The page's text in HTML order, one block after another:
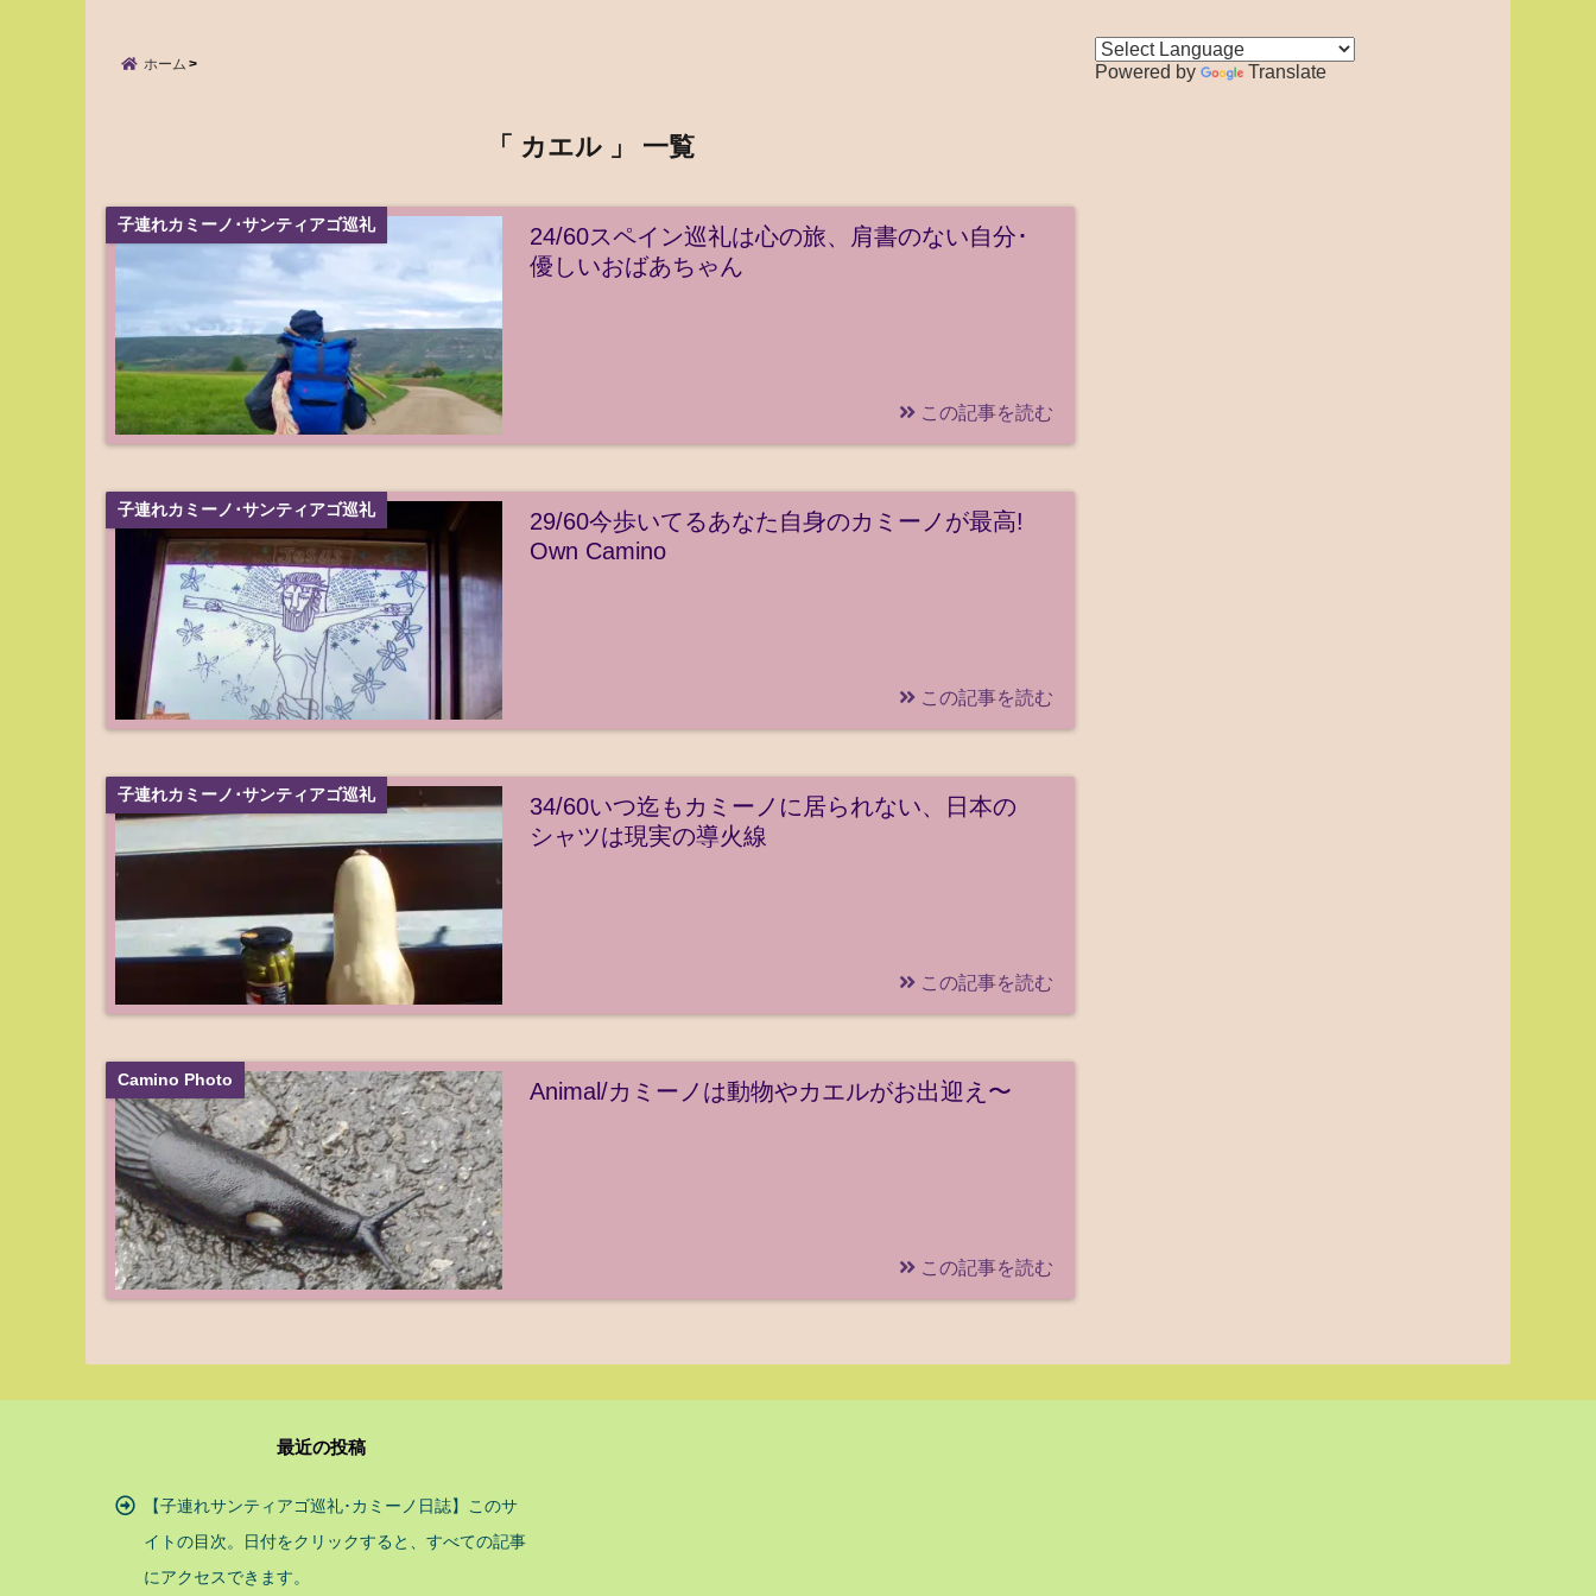
ホーム
「 カエル 」 一覧
子連れカミーノ･サンティアゴ巡礼
24/60スペイン巡礼は心の旅、肩書のない自分･
優しいおばあちゃん
この記事を読む
子連れカミーノ･サンティアゴ巡礼
29/60今歩いてるあなた自身のカミーノが最高!
Own Camino
この記事を読む
子連れカミーノ･サンティアゴ巡礼
34/60いつ迄もカミーノに居られない、日本の
シャツは現実の導火線
この記事を読む
Camino Photo Animal/カミーノは動物やカエルがお出迎え〜
この記事を読む
Powered by Translate
最近の投稿
【子連れサンティアゴ巡礼･カミーノ日誌】このサ
イトの目次。日付をクリックすると、すべての記事
にアクセスできます。